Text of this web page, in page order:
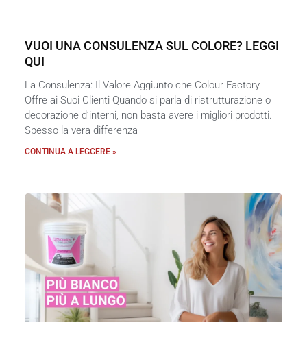
VUOI UNA CONSULENZA SUL COLORE? LEGGI
QUI
La Consulenza: Il Valore Aggiunto che Colour Factory
Offre ai Suoi Clienti Quando si parla di ristrutturazione o
decorazione d’interni, non basta avere i migliori prodotti.
Spesso la vera differenza
CONTINUA A LEGGERE »